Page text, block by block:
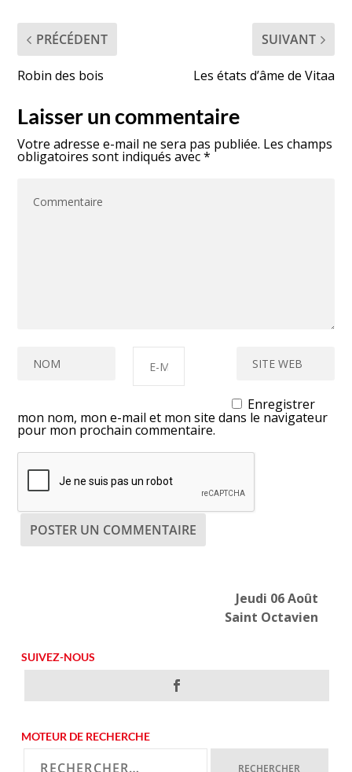
PRÉCÉDENT
Robin des bois
SUIVANT
Les états d’âme de Vitaa
Laisser un commentaire
Votre adresse e-mail ne sera pas publiée. Les champs
obligatoires sont indiqués avec*
Enregistrer
mon nom, mon e-mail et mon site dans le navigateur
pour mon prochain commentaire.
Jeudi 06 Août
Saint Octavien
SUIVEZ-NOUS
MOTEUR DE RECHERCHE